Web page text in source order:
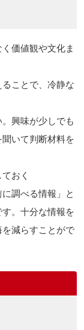
価値観や文化ま
ることで、冷静な
興味が少しでも
いて判断材料を
おく
調べる情報」と
。十分な情報を
減らすことがで